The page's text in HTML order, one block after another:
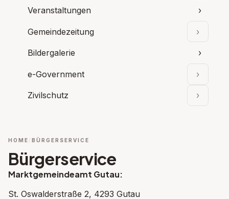
Veranstaltungen
›
Gemeindezeitung ›
Bildergalerie
›
e-Government ›
Zivilschutz
›
HOME BÜRGERSERVICE
Bürgerservice
Marktgemeindeamt Gutau:
St. Oswalderstraße 2, 4293 Gutau